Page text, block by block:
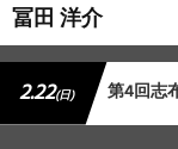
冨田 洋介
2.22(日) 第4回志